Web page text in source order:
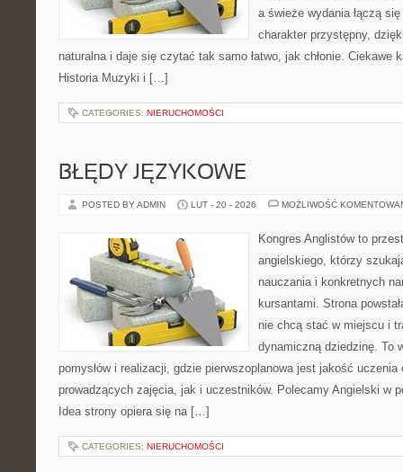
a świeże wydania łączą
charakter przystępny,
naturalna i daje się czytać tak samo łatwo, jak chłonie. Ciekawe
Historia Muzyki i […]
CATEGORIES: NIERUCHOMOŚCI
BŁĘDY JĘZYKOWE
POSTED BY ADMIN LUT - 20 - 2026 MOŻLIWOŚĆ
Kongres Anglistów to
angielskiego, którzy
nauczania i konkretnych
kursantami. Strona
nie chcą stać w miejscu i
dynamiczną dziedzinę. To
pomysłów i realizacji, gdzie pierwszoplanowa jest jakość
prowadzących zajęcia, jak i uczestników. Polecamy Angielski w
Idea strony opiera się na […]
CATEGORIES: NIERUCHOMOŚCI